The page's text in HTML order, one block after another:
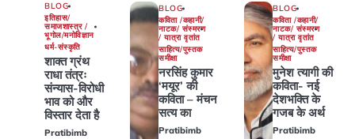
BLOG
इतिहास/
समाजशास्त्र /
भूगोल/मनोविज्ञान
धर्म-संस्कृति
शाक्त ग्रंथ
राधा तंत्रः
संन्यास-विरोधी
भाव को और
विस्तार देता है
Pratibimb
BLOG
कविता /कहानी/
नाटक/ संस्मरण
/ यात्रा वृतांत
साहित्य/पुस्तक
समीक्षा
नरसिंह कुमार
‘मयूर’ की
कविता – मंचन
सत्य का
Pratibimb
BLOG
कविता /कहानी/
नाटक/ संस्मरण
/ यात्रा वृतांत
साहित्य/पुस्तक
समीक्षा
मुनेश त्यागी की
कविता- नई
देशभक्ति के
गजब के अर्थ
Pratibimb